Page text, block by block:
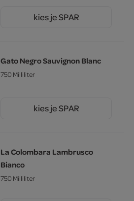
kies je SPAR
Gato Negro Sauvignon Blanc
750 Milliliter
kies je SPAR
La Colombara Lambrusco
Bianco
750 Milliliter